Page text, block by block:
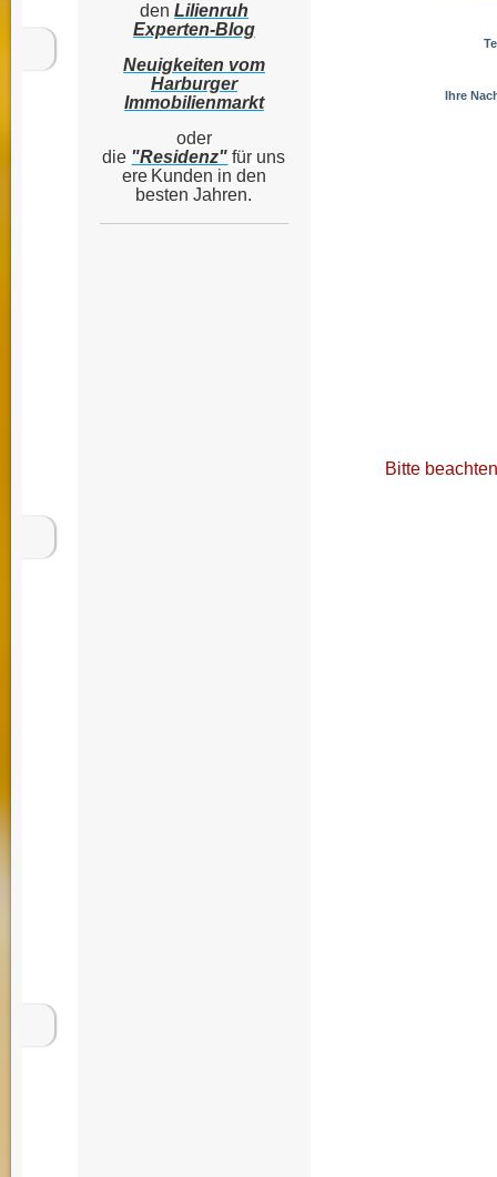
den Lilienruh
Experten-Blog
Neuigkeiten vom
Harburger
Immobilienmarkt
oder
die "Residenz" für uns
ere Kunden in den
besten Jahren.
Ihre
Bitte